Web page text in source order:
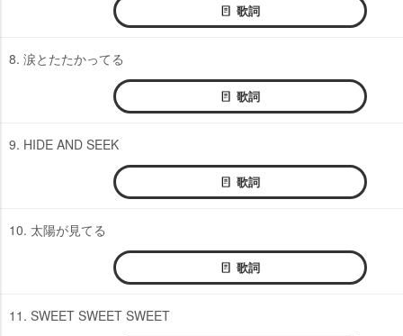
歌詞
8. 涙とたたかってる
歌詞
9. HIDE AND SEEK
歌詞
10. 太陽が見てる
歌詞
11. SWEET SWEET SWEET